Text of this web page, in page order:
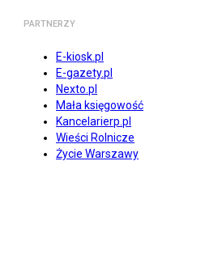
PARTNERZY
E-kiosk.pl
E-gazety.pl
Nexto.pl
Mała księgowość
Kancelarierp.pl
Wieści Rolnicze
Życie Warszawy